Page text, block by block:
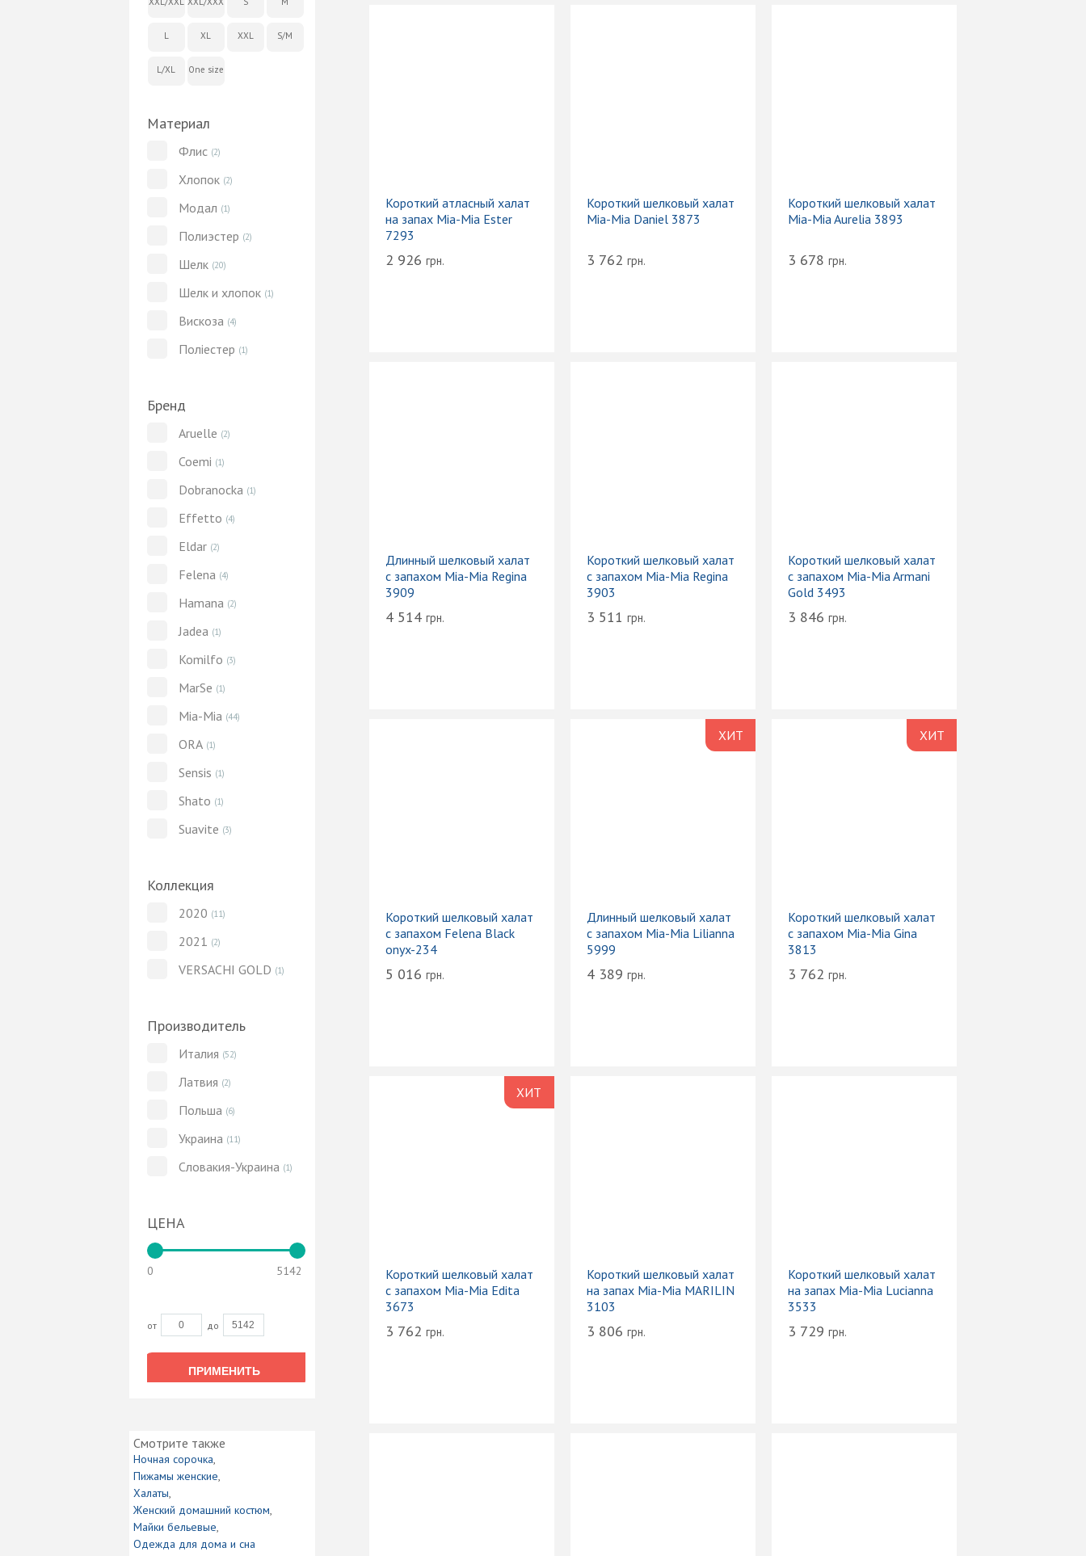
Короткий атласный халат
на запах Mia-Mia Ester
7293
2 926 грн.
Короткий шелковый халат
Mia-Mia Daniel 3873
3 762 грн.
Короткий шелковый халат
Mia-Mia Aurelia 3893
3 678грн.
Длинный шелковый халат
с запахом Mia-Mia Regina
3909
4 514 грн.
Короткий шелковый халат
с запахом Mia-Mia Regina
3903
3 511 грн.
Короткий шелковый халат
с запахом Mia-Mia Armani
Gold 3493
3 846грн.
Короткий шелковый халат
с запахом Felena Black
onyx-234
5 016 грн.
ХИТ
Длинный шелковый халат
с запахом Mia-Mia Lilianna
5999
4 389 грн.
ХИТ
Короткий шелковый халат
с запахом Mia-Mia Gina
3813
3 762грн.
ХИТ
Короткий шелковый халат
с запахом Mia-Mia Edita
3673
3 762 грн.
Короткий шелковый халат
на запах Mia-Mia MARILIN
3103
3 806 грн.
Короткий шелковый халат
на запах Mia-Mia Lucianna
3533
3 729грн.
L XL XXL S/M
L/XL One size
Материал
Флис (2)
Хлопок (2)
Модал (1)
Полиэстер (2)
Шелк (20)
Шелк и хлопок (1)
Вискоза (4)
Поліестер (1)
Бренд
Aruelle (2)
Coemi (1)
Dobranocka (1)
Effetto (4)
Eldar (2)
Felena (4)
Hamana (2)
Jadea (1)
Komilfo (3)
MarSe (1)
Mia-Mia (44)
ORA (1)
Sensis (1)
Shato (1)
Suavite (3)
Коллекция
2020 (11)
2021 (2)
VERSACHI GOLD (1)
Производитель
Италия (52)
Латвия (2)
Польша (6)
Украина (11)
Словакия-Украина (1)
ЦЕНА
0 5142
от до
ПРИМЕНИТЬ
Смотрите также
Ночная сорочка
Пижамы женские
Халаты
Женский домашний костюм
Майки бельевые
Одежда для дома и сна